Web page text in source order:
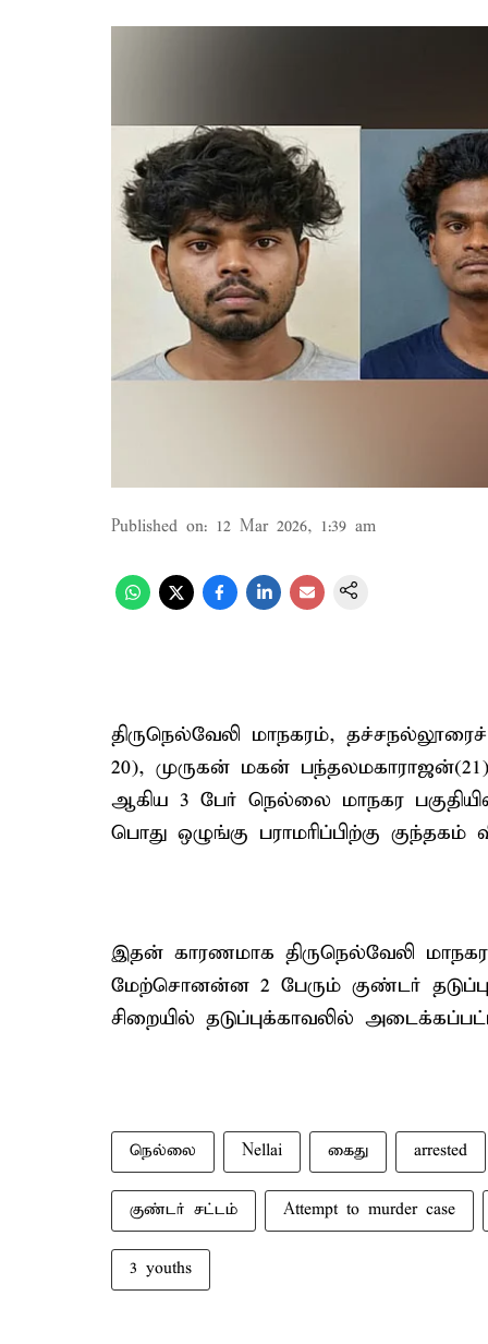
Published on: 12 Mar 2026, 1:39 am
திருநெல்வேலி மாநகரம்,
20), முருகன் மகன்
ஆகிய 3 பேர் நெல்லை மாநகர
பொது ஒழுங்கு பராமரிப்பிற்கு
இதன் காரணமாக திருநெல்வேலி
மேற்சொனன்ன 2 பேரும் குண்டர்
சிறையில் தடுப்புக்காவலில்
நெல்லை Nellai கைது arrested
குண்டர் சட்டம் Attempt to murder case
3 youths